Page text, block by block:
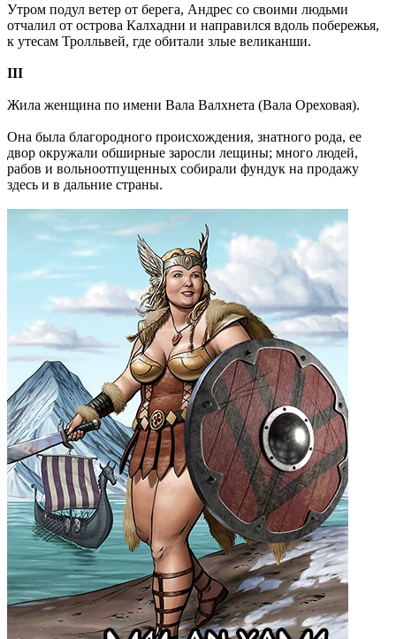
Утром подул ветер от берега, Андрес со своими людьми
отчалил от острова Калхадни и направился вдоль побережья,
к утесам Тролльвей, где обитали злые великанши.
III
Жила женщина по имени Вала Валхнета (Вала Ореховая).
Она была благородного происхождения, знатного рода, ее
двор окружали обширные заросли лещины; много людей,
рабов и вольноотпущенных собирали фундук на продажу
здесь и в дальние страны.